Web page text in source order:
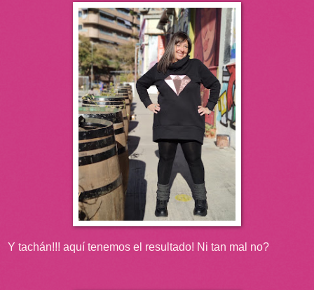
Y tachán!!! aquí tenemos el resultado! Ni tan mal no?